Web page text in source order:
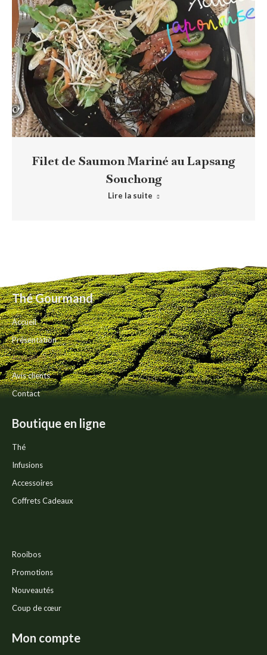
Filet de Saumon Mariné au Lapsang
Souchong
Lire la suite
Thé Gourmand
Accueil
Présentation
Actualités
Avis clients
Contact
Boutique en ligne
Thé
Infusions
Accessoires
Coffrets Cadeaux
Rooibos
Promotions
Nouveautés
Coup de cœur
Mon compte